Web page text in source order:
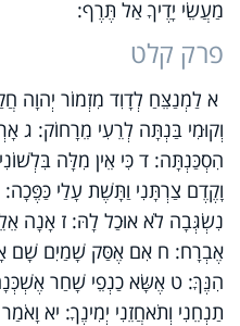
מַעֲשֵׂי יָדֶיךָ אַל תֶּרֶף:
פרק קלט
א לַמְנַצֵּחַ לְדָוִד מִזְמוֹר יְהוָה
וְקוּמִי בַּנְתָּה לְרֵעִי מֵרָחוֹק: ג
הִסְכַּנְתָּה: ד כִּי אֵין מִלָּה
וָקֶדֶם צַרְתָּנִי וַתָּשֶׁת עָלַי
נִשְׂגְּבָה לֹא אוּכַל לָהּ: ז אָנָה
אֶבְרָח: ח אִם אֶסַּק שָׁמַיִם שָׁם
הִנֶּךָּ: ט אֶשָּׂא כַנְפֵי שָׁחַר
תַנְחֵנִי וְתֹאחֲזֵנִי יְמִינֶךָ: יא